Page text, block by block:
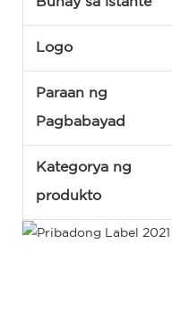
Logo
Paraan ng
Pagbabayad
Kategorya ng
produkto